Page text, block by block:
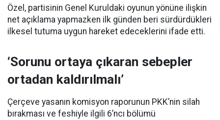
Özel, partisinin Genel Kuruldaki oyunun yönüne ilişkin
net açıklama yapmazken ilk günden beri sürdürdükleri
ilkesel tutuma uygun hareket edeceklerini ifade etti.
‘Sorunu ortaya çıkaran sebepler
ortadan kaldırılmalı’
Çerçeve yasanın komisyon raporunun PKK’nin silah
bırakması ve feshiyle ilgili 6’ncı bölümü